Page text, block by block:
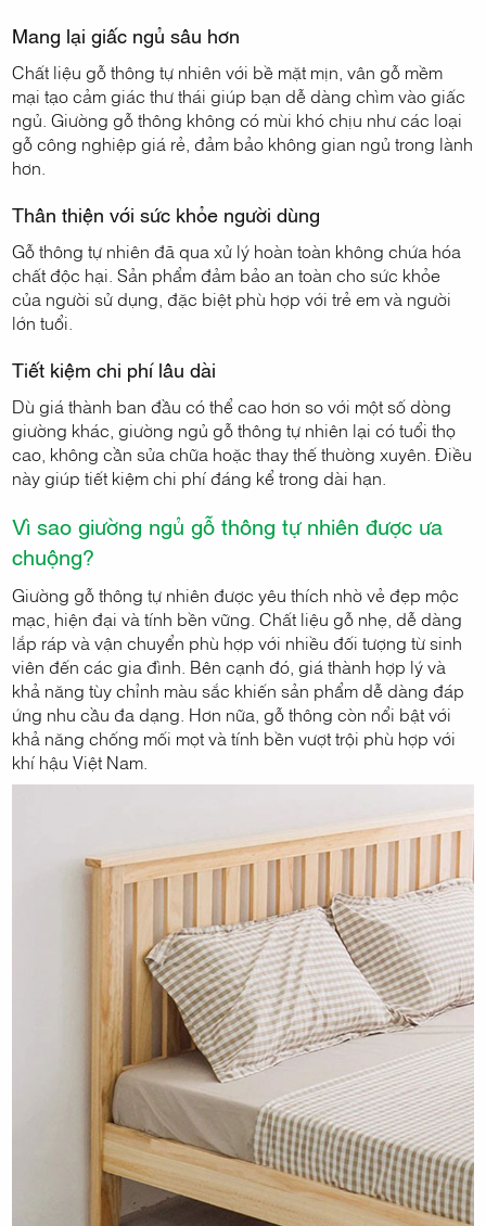
Mang lại giấc ngủ sâu hơn
Chất liệu gỗ thông tự nhiên với bề mặt mịn, vân gỗ mềm
mại tạo cảm giác thư thái giúp bạn dễ dàng chìm vào giấc
ngủ. Giường gỗ thông không có mùi khó chịu như các loại
gỗ công nghiệp giá rẻ, đảm bảo không gian ngủ trong lành
hơn.
Thân thiện với sức khỏe người dùng
Gỗ thông tự nhiên đã qua xử lý hoàn toàn không chứa hóa
chất độc hại. Sản phẩm đảm bảo an toàn cho sức khỏe
của người sử dụng, đặc biệt phù hợp với trẻ em và người
lớn tuổi.
Tiết kiệm chi phí lâu dài
Dù giá thành ban đầu có thể cao hơn so với một số dòng
giường khác, giường ngủ gỗ thông tự nhiên lại có tuổi thọ
cao, không cần sửa chữa hoặc thay thế thường xuyên. Điều
này giúp tiết kiệm chi phí đáng kể trong dài hạn.
Vì sao giường ngủ gỗ thông tự nhiên được ưa
chuộng?
Giường gỗ thông tự nhiên được yêu thích nhờ vẻ đẹp mộc
mạc, hiện đại và tính bền vững. Chất liệu gỗ nhẹ, dễ dàng
lắp ráp và vận chuyển phù hợp với nhiều đối tượng từ sinh
viên đến các gia đình. Bên cạnh đó, giá thành hợp lý và
khả năng tùy chỉnh màu sắc khiến sản phẩm dễ dàng đáp
ứng nhu cầu đa dạng. Hơn nữa, gỗ thông còn nổi bật với
khả năng chống mối mọt và tính bền vượt trội phù hợp với
khí hậu Việt Nam.